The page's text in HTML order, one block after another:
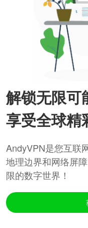
解锁无限可
享受全球精
AndyVPN是您互联
地理边界和网络屏
限的数字世界！